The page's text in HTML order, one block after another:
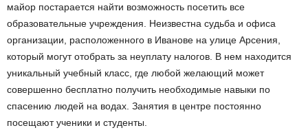
майор постарается найти возможность посетить все
образовательные учреждения. Неизвестна судьба и офиса
организации, расположенного в Иванове на улице Арсения,
который могут отобрать за неуплату налогов. В нем находится
уникальный учебный класс, где любой желающий может
совершенно бесплатно получить необходимые навыки по
спасению людей на водах. Занятия в центре постоянно
посещают ученики и студенты.